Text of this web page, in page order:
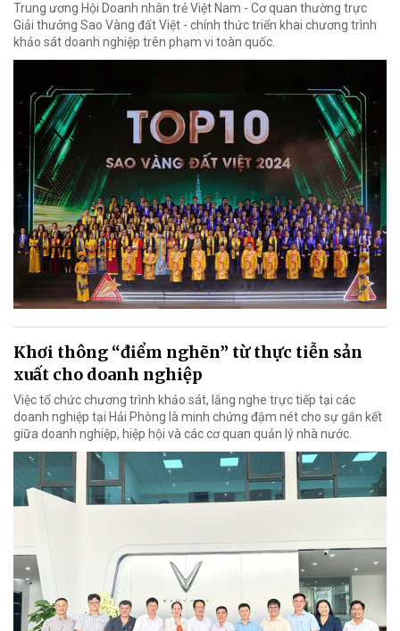
Trung ương Hội Doanh nhân trẻ Việt Nam - Cơ quan thường trực
Giải thưởng Sao Vàng đất Việt - chính thức triển khai chương trình
khảo sát doanh nghiệp trên phạm vi toàn quốc.
Khơi thông “điểm nghẽn” từ thực tiễn sản
xuất cho doanh nghiệp
Việc tổ chức chương trình khảo sát, lắng nghe trực tiếp tại các
doanh nghiệp tại Hải Phòng là minh chứng đậm nét cho sự gắn kết
giữa doanh nghiệp, hiệp hội và các cơ quan quản lý nhà nước.